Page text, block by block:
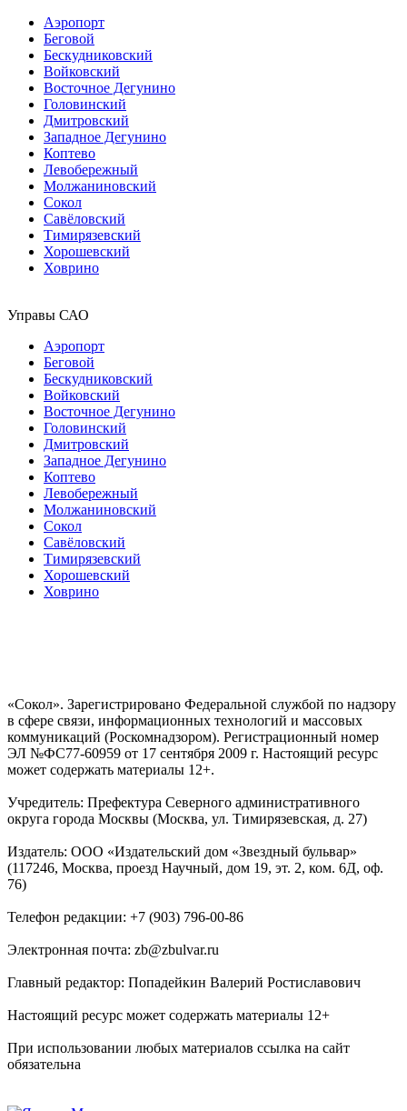
Аэропорт
Беговой
Бескудниковский
Войковский
Восточное Дегунино
Головинский
Дмитровский
Западное Дегунино
Коптево
Левобережный
Молжаниновский
Сокол
Савёловский
Тимирязевский
Хорошевский
Ховрино
Управы САО
Аэропорт
Беговой
Бескудниковский
Войковский
Восточное Дегунино
Головинский
Дмитровский
Западное Дегунино
Коптево
Левобережный
Молжаниновский
Сокол
Савёловский
Тимирязевский
Хорошевский
Ховрино
«Сокол». Зарегистрировано Федеральной службой по надзору
в сфере связи, информационных технологий и массовых
коммуникаций (Роскомнадзором). Регистрационный номер
ЭЛ №ФС77-60959 от 17 сентября 2009 г. Настоящий ресурс
может содержать материалы 12+.
Учредитель: Префектура Северного административного
округа города Москвы (Москва, ул. Тимирязевская, д. 27)
Издатель: ООО «Издательский дом «Звездный бульвар»
(117246, Москва, проезд Научный, дом 19, эт. 2, ком. 6Д, оф.
76)
Телефон редакции: +7 (903) 796-00-86
Электронная почта: zb@zbulvar.ru
Главный редактор: Попадейкин Валерий Ростиславович
Настоящий ресурс может содержать материалы 12+
При использовании любых материалов ссылка на сайт
обязательна